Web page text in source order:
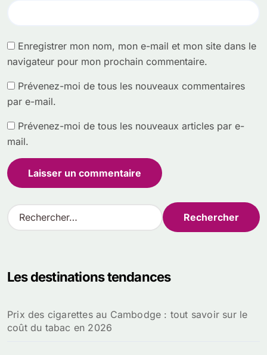
Enregistrer mon nom, mon e-mail et mon site dans le
navigateur pour mon prochain commentaire.
Prévenez-moi de tous les nouveaux commentaires
par e-mail.
Prévenez-moi de tous les nouveaux articles par e-
mail.
R
e
r
e
r
Les destinations tendances
Prix des cigarettes au Cambodge : tout savoir sur le
coût du tabac en 2026